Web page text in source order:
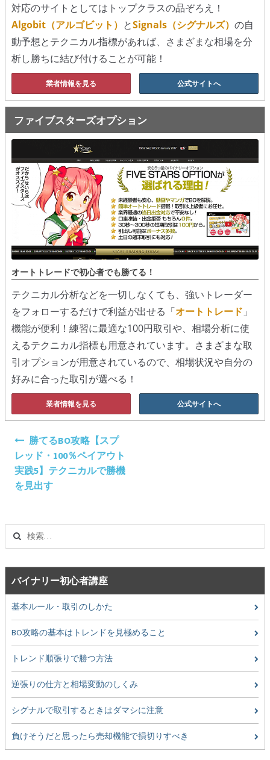
ステマに注意！
２ちゃんまとめ風の詐欺サイト
用語集
対応のサイトとしてはトップクラスの品ぞろえ！
Algobit（アルゴビット） とSignals（シグナルズ） の自
動予想とテクニカル指標があれば、さまざまな相場を分
析し勝ちに結び付けることが可能！
業者情報を見る 公式サイトへ
ファイブスターズオプション
オートトレードで初心者でも勝てる！
テクニカル分析などを一切しなくても、強いトレーダー
をフォローするだけで利益が出せる「オートトレード 」
機能が便利！練習に最適な100円取引や、相場分析に使
えるテクニカル指標も用意されています。さまざまな取
引オプションが用意されているので、相場状況や自分の
好みに合った取引が選べる！
業者情報を見る 公式サイトへ
ナ
ビ
ゲ
シ
ョ
ン
勝てるBO攻略【スプ
レッド・100％ペイアウト
実践5】テクニカルで勝機
を見出す
バイナリー初心者講座
基本ルール・取引のしかた
BO攻略の基本はトレンドを見極めること
トレンド順張りで勝つ方法
逆張りの仕方と相場変動のしくみ
シグナルで取引するときはダマシに注意
負けそうだと思ったら売却機能で損切りすべき